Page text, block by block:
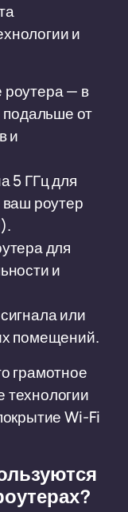
и
— в
от
и
5 ГГц для
роутер
для
и
или
помещений.
грамотное
Wi-Fi